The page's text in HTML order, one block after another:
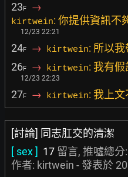
23F →
kirtwein: 你提供資訊不
12/23 22:21
24F → kirtwein: 所以
26F → kirtwein: 我有
12/23 22:23
27F → kirtwein: 我上
[討論] 同志肛交的清潔
[ sex ] 17 留言, 推噓總分:
作者: kirtwein - 發表於